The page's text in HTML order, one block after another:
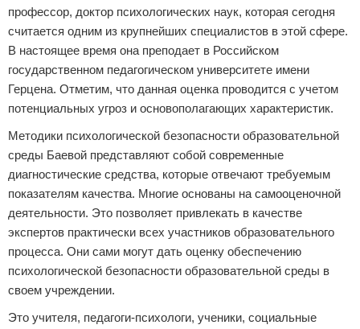
профессор, доктор психологических наук, которая сегодня
считается одним из крупнейших специалистов в этой сфере.
В настоящее время она преподает в Российском
государственном педагогическом университете имени
Герцена. Отметим, что данная оценка проводится с учетом
потенциальных угроз и основополагающих характеристик.
Методики психологической безопасности образовательной
среды Баевой представляют собой современные
диагностические средства, которые отвечают требуемым
показателям качества. Многие основаны на самооценочной
деятельности. Это позволяет привлекать в качестве
экспертов практически всех участников образовательного
процесса. Они сами могут дать оценку обеспечению
психологической безопасности образовательной среды в
своем учреждении.
Это учителя, педагоги-психологи, ученики, социальные